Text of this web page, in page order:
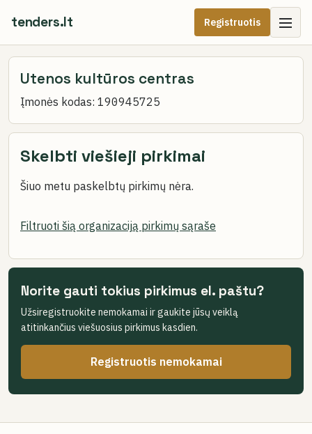
tenders.lt Registruotis
Utenos kultūros centras
Įmonės kodas: 190945725
Skelbti viešieji pirkimai
Šiuo metu paskelbtų pirkimų nėra.
Filtruoti šią organizaciją pirkimų sąraše
Norite gauti tokius pirkimus el. paštu?
Užsiregistruokite nemokamai ir gaukite jūsų veiklą
atitinkančius viešuosius pirkimus kasdien.
Registruotis nemokamai